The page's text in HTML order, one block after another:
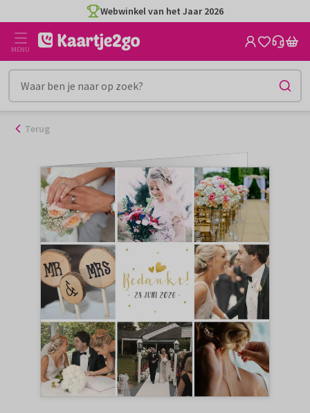
naar
inhoud
Webwinkel van het Jaar 2026
MENU
Terug